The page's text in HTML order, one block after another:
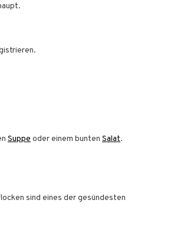
Suppe oder einem bunten Salat.
sind eines der gesündesten